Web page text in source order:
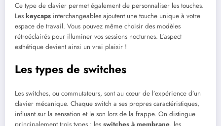
Ce type de clavier permet également de personnaliser les touches.
Les keycaps interchangeables ajoutent une touche unique à votre
espace de travail. Vous pouvez même choisir des modèles
rétroéclairés pour illuminer vos sessions nocturnes. L’aspect
esthétique devient ainsi un vrai plaisir !
Les types de switches
Les switches, ou commutateurs, sont au cœur de l’expérience d’un
clavier mécanique. Chaque switch a ses propres caractéristiques,
influant sur la sensation et le son lors de la frappe. On distingue